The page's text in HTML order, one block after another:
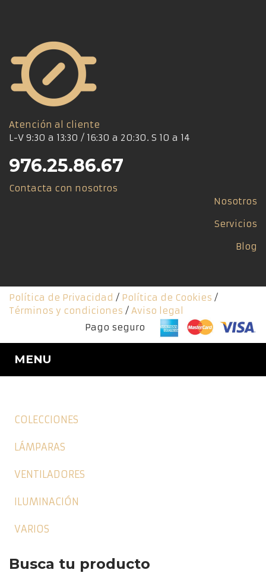
Atención al cliente
L-V 9:30 a 13:30 / 16:30 a 20:30. S 10 a 14
976.25.86.67
Contacta con nosotros
Nosotros
Servicios
Blog
Política de Privacidad / Política de Cookies /
Términos y condiciones / Aviso legal
Pago seguro
MENU
COLECCIONES
LÁMPARAS
VENTILADORES
ILUMINACIÓN
VARIOS
Busca tu producto